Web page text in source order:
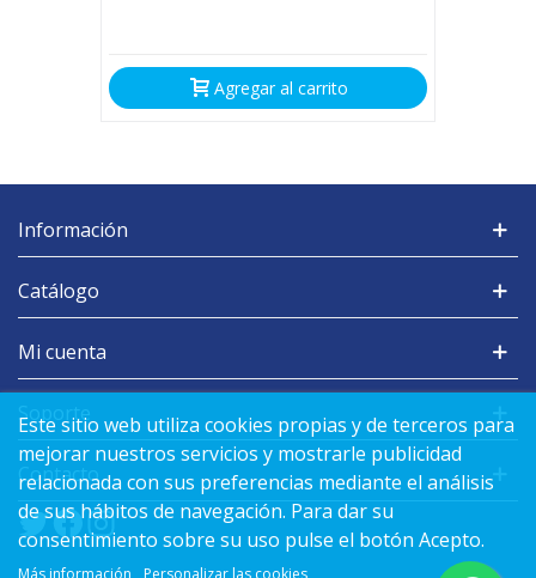
Agregar al carrito
Este sitio web utiliza cookies propias y de terceros para
mejorar nuestros servicios y mostrarle publicidad
relacionada con sus preferencias mediante el análisis
de sus hábitos de navegación. Para dar su
consentimiento sobre su uso pulse el botón Acepto.
Más información Personalizar las cookies
Información
Catálogo
Mi cuenta
Soporte
Contacto